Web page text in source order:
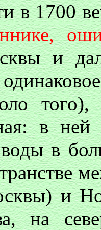
в 1700
и
в
в
и
на